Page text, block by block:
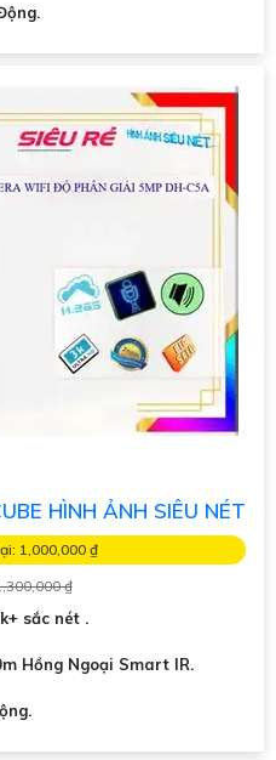
HÌNH ẢNH SIÊU NÉT
1,000,000 ₫
₫
sắc nét .
Hồng Ngoại Smart IR.